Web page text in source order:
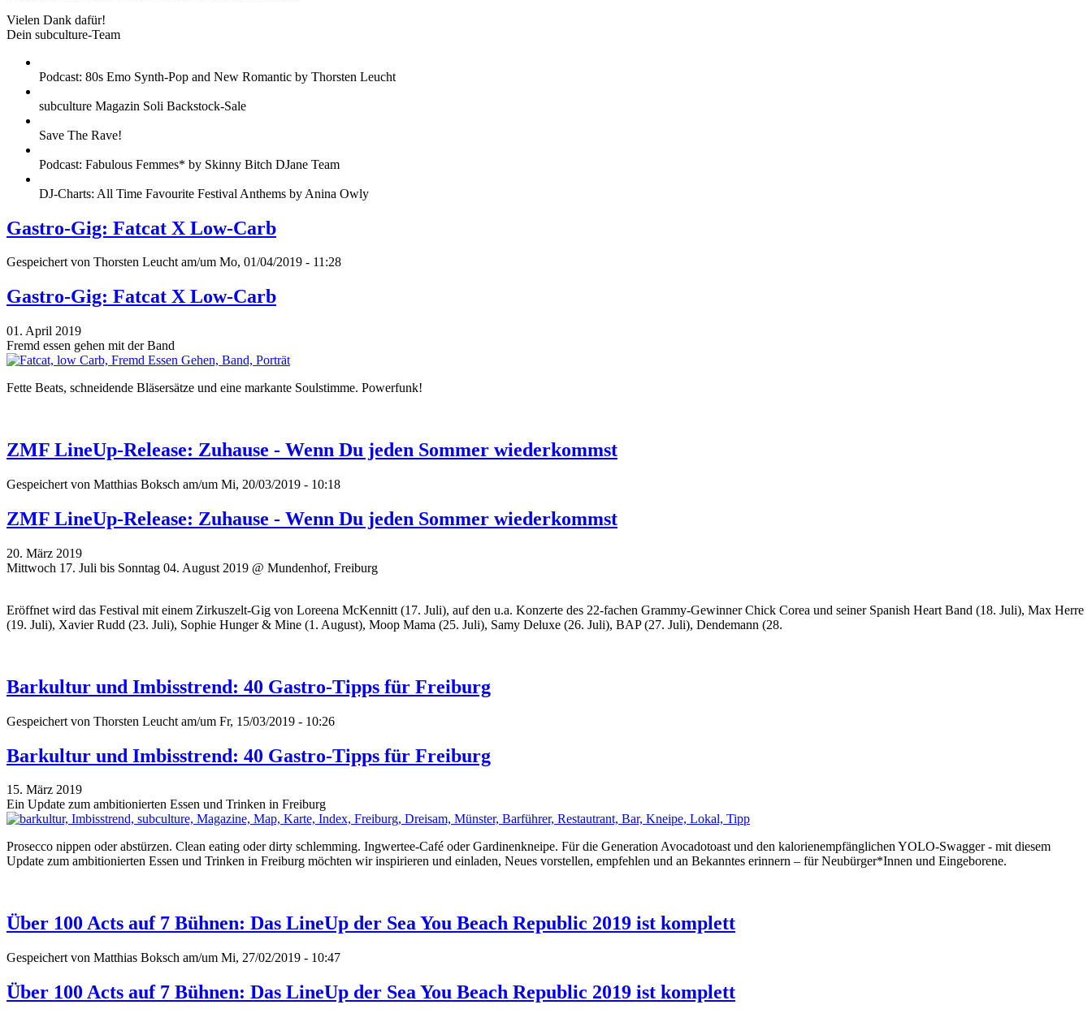
Vielen Dank dafür!
Dein subculture-Team
Podcast: 80s Emo Synth-Pop and New Romantic by Thorsten Leucht
subculture Magazin Soli Backstock-Sale
Save The Rave!
Podcast: Fabulous Femmes* by Skinny Bitch DJane Team
DJ-Charts: All Time Favourite Festival Anthems by Anina Owly
Gastro-Gig: Fatcat X Low-Carb
Gespeichert von Thorsten Leuchtam/um Mo, 01/04/2019 - 11:28
Gastro-Gig: Fatcat X Low-Carb
01. April 2019
Fremd essen gehen mit der Band
Fette Beats, schneidende Bläsersätze und eine markante Soulstimme. Powerfunk!
ZMF LineUp-Release: Zuhause - Wenn Du jeden Sommer wiederkommst
Gespeichert von Matthias Boksch am/um Mi, 20/03/2019 - 10:18
ZMF LineUp-Release: Zuhause - Wenn Du jeden Sommer wiederkommst
20. März 2019
Mittwoch 17. Juli bis Sonntag 04. August 2019 @ Mundenhof, Freiburg
Eröffnet wird das Festival mit einem Zirkuszelt-Gig von Loreena McKennitt (17. Juli), auf den u.a. Konzerte des 22-fachen Grammy-Gewinner Chick Corea und seiner Spanish Heart Band (18. Juli), Max Herre
(19. Juli), Xavier Rudd (23. Juli), Sophie Hunger & Mine (1. August), Moop Mama (25. Juli), Samy Deluxe (26. Juli), BAP (27. Juli), Dendemann (28.
Barkultur und Imbisstrend: 40 Gastro-Tipps für Freiburg
Gespeichert von Thorsten Leucht am/um Fr, 15/03/2019 - 10:26
Barkultur und Imbisstrend: 40 Gastro-Tipps für Freiburg
15. März 2019
Ein Update zum ambitionierten Essen und Trinken in Freiburg
Prosecco nippen oder abstürzen. Clean eating oder dirty schlemming. Ingwertee-Café oder Gardinenkneipe. Für die Generation Avocadotoast und den kalorienempfänglichen YOLO-Swagger - mit diesem
Update zum ambitionierten Essen und Trinken in Freiburg möchten wir inspirieren und einladen, Neues vorstellen, empfehlen und an Bekanntes erinnern – für Neubürger*Innen und Eingeborene.
Über 100 Acts auf 7 Bühnen: Das LineUp der Sea You Beach Republic 2019 ist komplett
Gespeichert von Matthias Boksch am/um Mi, 27/02/2019 - 10:47
Über 100 Acts auf 7 Bühnen: Das LineUp der Sea You Beach Republic 2019 ist komplett